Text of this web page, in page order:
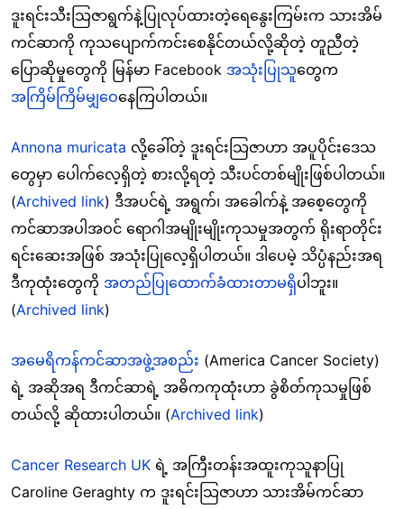
ဒူးရင်းသီးသြဇာရွက်နဲ့ပြုလုပ်ထားတဲ့ရေနွေးကြမ်းက သားအိမ်
ကင်ဆာကို ကုသပျောက်ကင်းစေနိုင်တယ်လို့ဆိုတဲ့ တူညီတဲ့
ပြောဆိုမှုတွေကို မြန်မာ Facebook အသုံးပြုသူတွေက
အကြိမ်ကြိမ်မျှဝေနေကြပါတယ်။
Annona muricata လို့ခေါ်တဲ့ ဒူးရင်းသြဇာဟာ အပူပိုင်းဒေသ
တွေမှာ ပေါက်လေ့ရှိတဲ့ စားလို့ရတဲ့ သီးပင်တစ်မျိုးဖြစ်ပါတယ်။
(Archived link) ဒီအပင်ရဲ့ အရွက်၊ အခေါက်နဲ့ အစေ့တွေကို
ကင်ဆာအပါအဝင် ရောဂါအမျိုးမျိုးကုသမှုအတွက် ရိုးရာတိုင်း
ရင်းဆေးအဖြစ် အသုံးပြုလေ့ရှိပါတယ်။ ဒါပေမဲ့ သိပ္ပံနည်းအရ
ဒီကုထုံးတွေကို အတည်ပြုထောက်ခံထားတာမရှိပါဘူး။
(Archived link)
အမေရိကန်ကင်ဆာအဖွဲ့အစည်း (America Cancer Society)
ရဲ့ အဆိုအရ ဒီကင်ဆာရဲ့ အဓိကကုထုံးဟာ ခွဲစိတ်ကုသမှုဖြစ်
တယ်လို့ ဆိုထားပါတယ်။ (Archived link)
Cancer Research UK ရဲ့ အကြီးတန်းအထူးကုသူနာပြု
Caroline Geraghty က ဒူးရင်းသြဇာဟာ သားအိမ်ကင်ဆာ